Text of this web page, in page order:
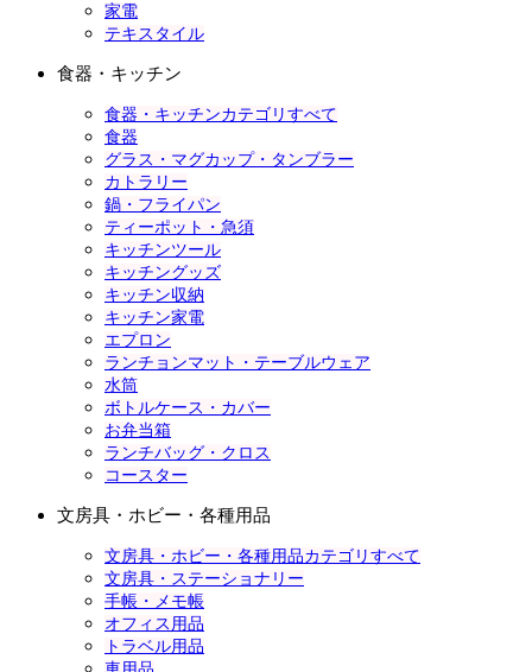
家電
テキスタイル
食器・キッチン
食器・キッチンカテゴリすべて
食器
グラス・マグカップ・タンブラー
カトラリー
鍋・フライパン
ティーポット・急須
キッチンツール
キッチングッズ
キッチン収納
キッチン家電
エプロン
ランチョンマット・テーブルウェア
水筒
ボトルケース・カバー
お弁当箱
ランチバッグ・クロス
コースター
文房具・ホビー・各種用品
文房具・ホビー・各種用品カテゴリすべて
文房具・ステーショナリー
手帳・メモ帳
オフィス用品
トラベル用品